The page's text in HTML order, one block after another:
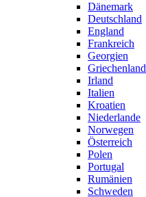
Dänemark
Deutschland
England
Frankreich
Georgien
Griechenland
Irland
Italien
Kroatien
Niederlande
Norwegen
Österreich
Polen
Portugal
Rumänien
Schweden